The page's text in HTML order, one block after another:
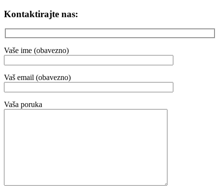
Kontaktirajte nas:
Vaše ime (obavezno)
Vaš email (obavezno)
Vaša poruka